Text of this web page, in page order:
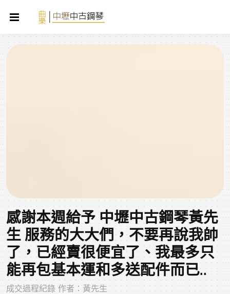
感謝本週給予 中壢中古鋼琴黃先
生 服務的大大們，不要再說我帥
了，已經賣很便宜了、我最多只
能再包基本運和多送配件而已..
成交過程紀錄 作者：黃先生